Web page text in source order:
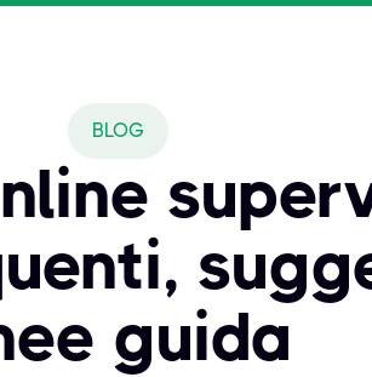
BLOG
guida